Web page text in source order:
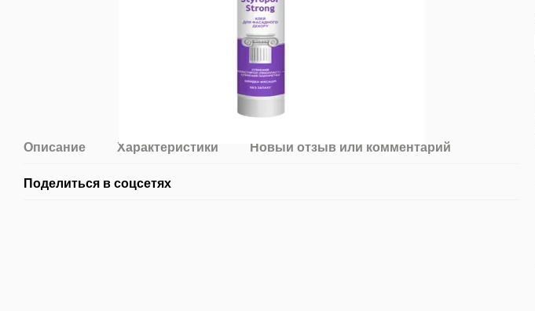
Описание Характеристики Новый отзыв или комментарий
Поделиться в соцсетях